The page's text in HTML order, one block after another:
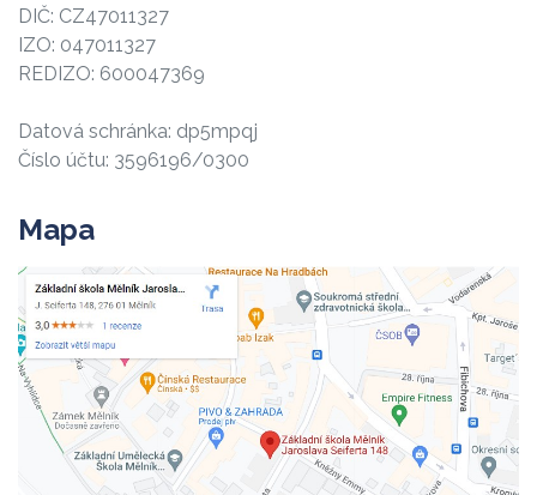
DIČ: CZ47011327
IZO: 047011327
REDIZO: 600047369
Datová schránka: dp5mpqj
Číslo účtu: 3596196/0300
Mapa